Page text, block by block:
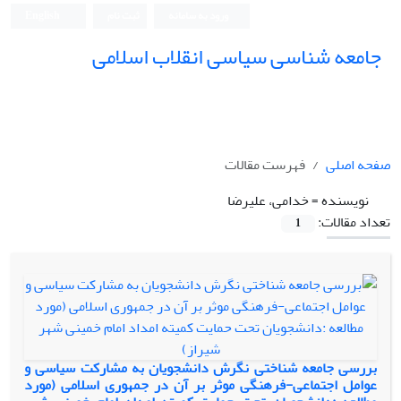
جامعه شناسی سیاسی انقلاب اسلامی
صفحه اصلی
فهرست مقالات
نویسنده =خدامی، علیرضا
تعداد مقالات:
1
بررسی جامعه شناختی نگرش دانشجویان به مشارکت سیاسی و
عوامل اجتماعی-فرهنگی موثر بر آن در جمهوری اسلامی (مورد